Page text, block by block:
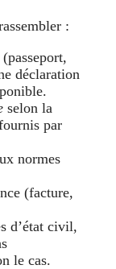
:
(passeport,
déclaration
selon la
par
normes
(facture,
d’état civil,
le cas.